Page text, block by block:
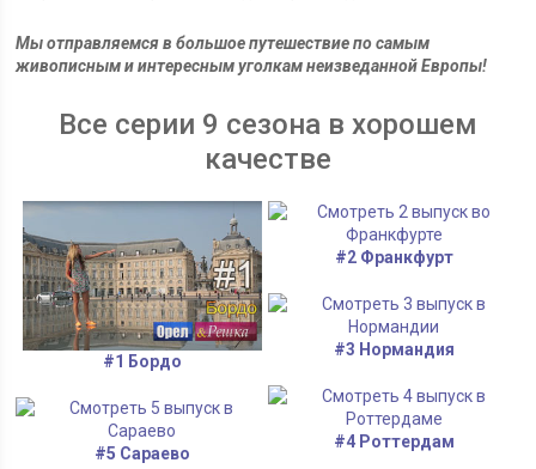
Мы отправляемся в большое путешествие по самым
живописным и интересным уголкам неизведанной Европы!
Все серии 9 сезона в хорошем
качестве
#1 Бордо
#2 Франкфурт
#3 Нормандия
#4 Роттердам
#5 Сараево